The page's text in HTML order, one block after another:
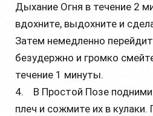
Дыхание Огня в течение 2
вдохните, выдохните и
Затем немедленно
безудержно и громко
течение 1 минуты.
4. В Простой Позе
плеч и сожмите их в кулаки.